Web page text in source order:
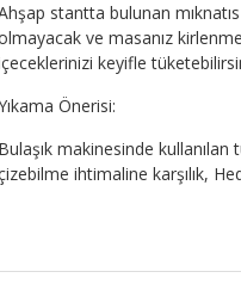
stantta bulunan
ve masanız
keyifle
Önerisi:
Bulaşık makinesinde
ihtimaline karşılık,